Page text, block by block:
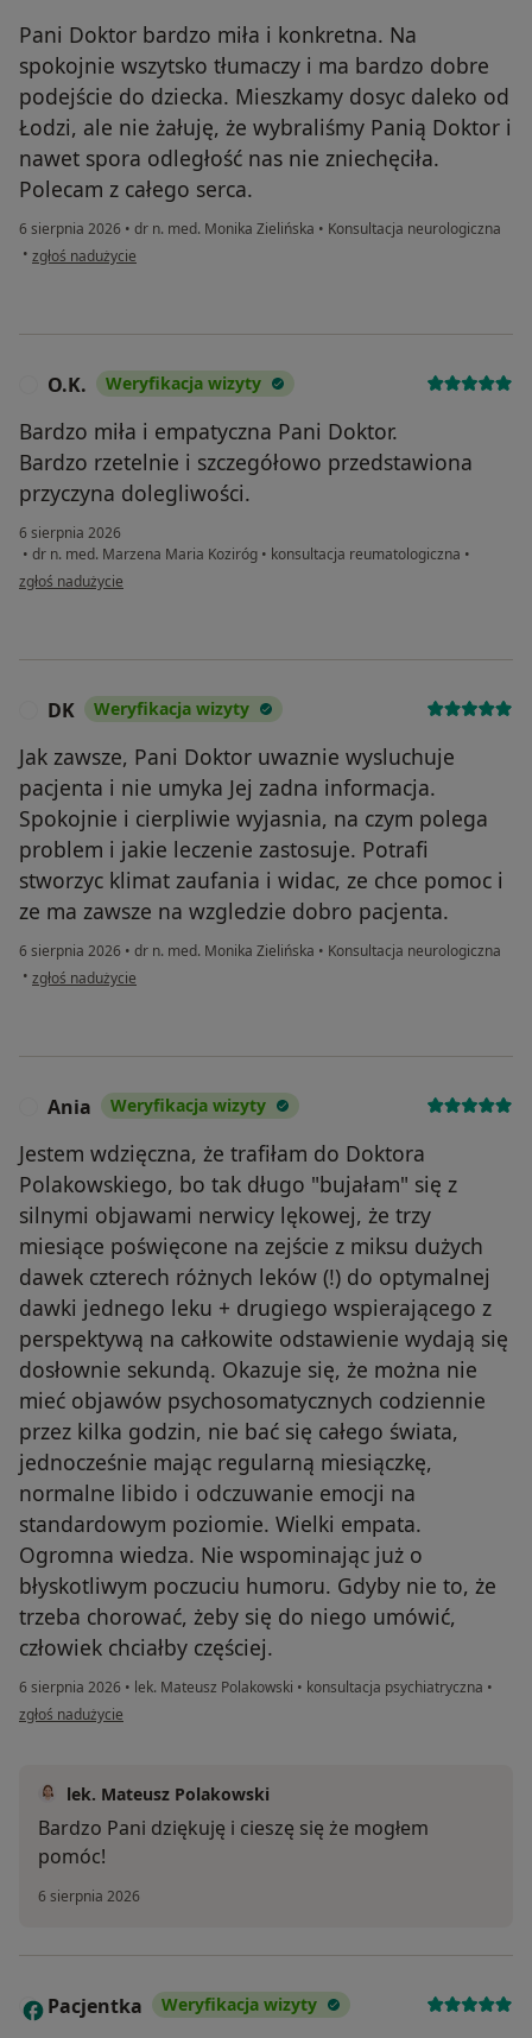
Pani Doktor bardzo miła i konkretna. Na
spokojnie wszytsko tłumaczy i ma bardzo dobre
podejście do dziecka. Mieszkamy dosyc daleko od
Łodzi, ale nie żałuję, że wybraliśmy Panią Doktor i
nawet spora odległość nas nie zniechęciła.
Polecam z całego serca.
6 sierpnia 2026 • dr n. med. Monika Zielińska • Konsultacja neurologiczna
• w opinii użytkownika Mama
zgłoś nadużycie
O.K. Weryfikacja wizyty
Bardzo miła i empatyczna Pani Doktor.
Bardzo rzetelnie i szczegółowo przedstawiona
przyczyna dolegliwości.
6 sierpnia 2026
• dr n. med. Marzena Maria Koziróg • konsultacja reumatologiczna •
w opinii użytkownika O.K.
zgłoś nadużycie
DK Weryfikacja wizyty
Jak zawsze, Pani Doktor uwaznie wysluchuje
pacjenta i nie umyka Jej zadna informacja.
Spokojnie i cierpliwie wyjasnia, na czym polega
problem i jakie leczenie zastosuje. Potrafi
stworzyc klimat zaufania i widac, ze chce pomoc i
ze ma zawsze na wzgledzie dobro pacjenta.
6 sierpnia 2026 • dr n. med. Monika Zielińska • Konsultacja neurologiczna
• w opinii użytkownika DK
zgłoś nadużycie
Ania Weryfikacja wizyty
Jestem wdzięczna, że trafiłam do Doktora
Polakowskiego, bo tak długo "bujałam" się z
silnymi objawami nerwicy lękowej, że trzy
miesiące poświęcone na zejście z miksu dużych
dawek czterech różnych leków (!) do optymalnej
dawki jednego leku + drugiego wspierającego z
perspektywą na całkowite odstawienie wydają się
dosłownie sekundą. Okazuje się, że można nie
mieć objawów psychosomatycznych codziennie
przez kilka godzin, nie bać się całego świata,
jednocześnie mając regularną miesiączkę,
normalne libido i odczuwanie emocji na
standardowym poziomie. Wielki empata.
Ogromna wiedza. Nie wspominając już o
błyskotliwym poczuciu humoru. Gdyby nie to, że
trzeba chorować, żeby się do niego umówić,
człowiek chciałby częściej.
6 sierpnia 2026 • lek. Mateusz Polakowski • konsultacja psychiatryczna •
w opinii użytkownika Ania
zgłoś nadużycie
lek. Mateusz Polakowski
Bardzo Pani dziękuję i cieszę się że mogłem
pomóc!
6 sierpnia 2026
P Pacjentka Weryfikacja wizyty